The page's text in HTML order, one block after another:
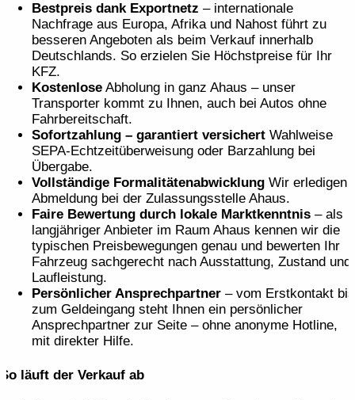
Bestpreis dank Exportnetz – internationale
Nachfrage aus Europa, Afrika und Nahost führt zu
besseren Angeboten als beim Verkauf innerhalb
Deutschlands. So erzielen Sie Höchstpreise für Ihr
KFZ.
Kostenlose Abholung in ganz Ahaus – unser
Transporter kommt zu Ihnen, auch bei Autos ohne
Fahrbereitschaft.
Sofortzahlung – garantiert versichert Wahlweise
SEPA-Echtzeit­überweisung oder Barzahlung bei
Übergabe.
Vollständige Formalitäten­abwicklung Wir erledigen
Abmeldung bei der Zulassungs­stelle Ahaus.
Faire Bewertung durch lokale Marktkenntnis – als
langjähriger Anbieter im Raum Ahaus kennen wir die
typischen Preisbewegungen genau und bewerten Ihr
Fahrzeug sachgerecht nach Ausstattung, Zustand und
Laufleistung.
Persönlicher Ansprechpartner – vom Erstkontakt bis
zum Geldeingang steht Ihnen ein persönlicher
Ansprechpartner zur Seite – ohne anonyme Hotline,
mit direkter Hilfe.
So läuft der Verkauf ab